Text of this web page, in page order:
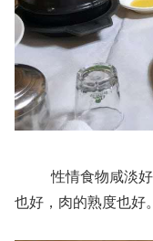
性情食物咸淡好
也好，肉的熟度也好。